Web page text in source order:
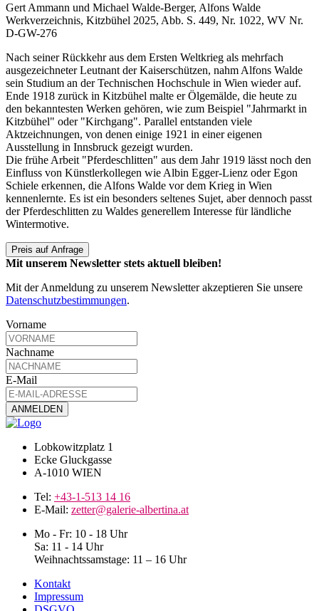
Gert Ammann und Michael Walde-Berger, Alfons Walde
Werkverzeichnis, Kitzbühel 2025, Abb. S. 449, Nr. 1022, WV Nr.
D-GW-276
Nach seiner Rückkehr aus dem Ersten Weltkrieg als mehrfach
ausgezeichneter Leutnant der Kaiserschützen, nahm Alfons Walde
sein Studium an der Technischen Hochschule in Wien wieder auf.
Ende 1918 zurück in Kitzbühel malte er Ölgemälde, die heute zu
den bekanntesten Werken gehören, wie zum Beispiel "Jahrmarkt in
Kitzbühel" oder "Kirchgang". Parallel entstanden viele
Aktzeichnungen, von denen einige 1921 in einer eigenen
Ausstellung in Innsbruck gezeigt wurden.
Die frühe Arbeit "Pferdeschlitten" aus dem Jahr 1919 lässt noch den
Einfluss von Künstlerkollegen wie Albin Egger-Lienz oder Egon
Schiele erkennen, die Alfons Walde vor dem Krieg in Wien
kennenlernte. Es ist ein besonders seltenes Sujet, aber dennoch passt
der Pferdeschlitten zu Waldes generellem Interesse für ländliche
Wintermotive.
Preis auf Anfrage
Mit unserem Newsletter stets aktuell bleiben!
Mit der Anmeldung zu unserem Newsletter akzeptieren Sie unsere
Datenschutzbestimmungen.
Vorname
Nachname
E-Mail
Lobkowitzplatz 1
Ecke Gluckgasse
A-1010 WIEN
Tel: +43-1-513 14 16
E-Mail: zetter@galerie-albertina.at
Mo - Fr: 10 - 18 Uhr
Sa: 11 - 14 Uhr
Weihnachtssamstage: 11 – 16 Uhr
Kontakt
Impressum